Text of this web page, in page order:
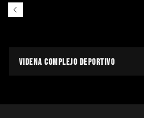
Videna Complejo Deportivo